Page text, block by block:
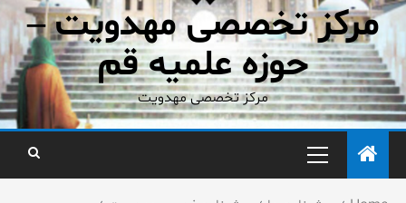
مرکز تخصصی مهدویت –
حوزه علمیه قم
مرکز تخصصی مهدویت